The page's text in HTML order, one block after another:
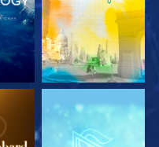
DÉCOUVRIR LES